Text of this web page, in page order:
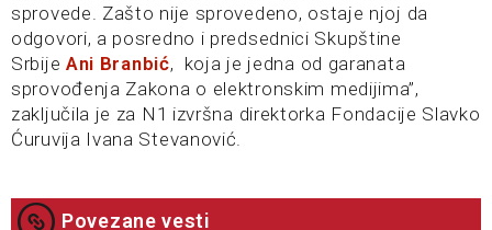
sprovede. Zašto nije sprovedeno, ostaje njoj da
odgovori, a posredno i predsednici Skupštine
Srbije Ani Branbić, koja je jedna od garanata
sprovođenja Zakona o elektronskim medijima”,
zaključila je za N1 izvršna direktorka Fondacije Slavko
Ćuruvija Ivana Stevanović.
Povezane vesti